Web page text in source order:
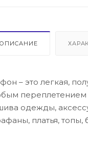
ОПИСАНИЕ
– это легкая,
переплетением
одежды,
платья, топы,